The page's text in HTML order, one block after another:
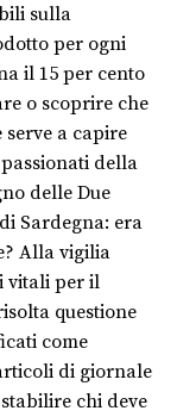
sulla
per ogni
il 15 per cento
o scoprire che
serve a capire
della
delle Due
Sardegna: era
Alla vigilia
vitali per il
questione
come
di giornale
chi deve